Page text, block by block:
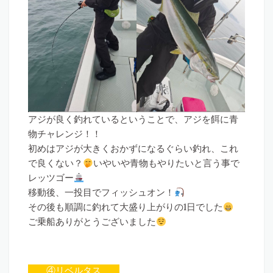
アジが良く釣れているということで、アジを餌に青
物チャレンジ！！
初めはアジが大きくおかずになるぐらい釣れ、これ
で良くない？
いやいや青物もやりたいと言う事で
レッツゴー
移動後、一投目でフィッシュオン！
その後も順調に釣れて大盛り上がりの1日でした
ご乗船ありがとうございました
④リベルタス